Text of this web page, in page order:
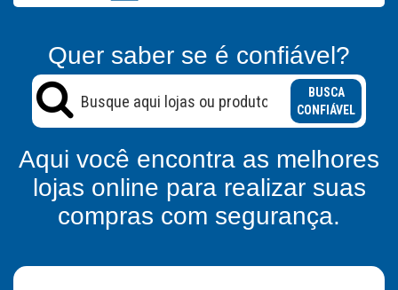
Quer saber se é confiável?
BUSCA
CONFIÁVEL
Aqui você encontra as melhores
lojas online para realizar suas
compras com segurança.